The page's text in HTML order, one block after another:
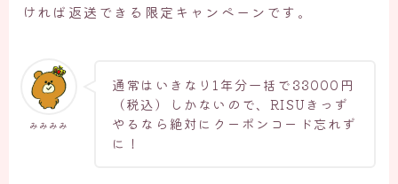
ければ返送できる限定キャンペーンです。
みみみみ
通常はいきなり1年分一括で33000円
（税込）しかないので、RISUきっず
やるなら絶対にクーポンコード忘れず
に！